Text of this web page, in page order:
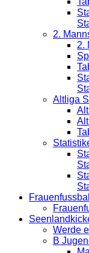
2.
2.
Altliga
Frauenfussball
Werde
B